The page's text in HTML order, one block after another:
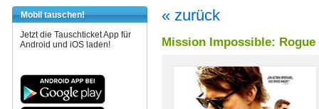
Mobil tauschen!
Jetzt die Tauschticket App für
Android und iOS laden!
« zurück
Mission Impossible: Rogue